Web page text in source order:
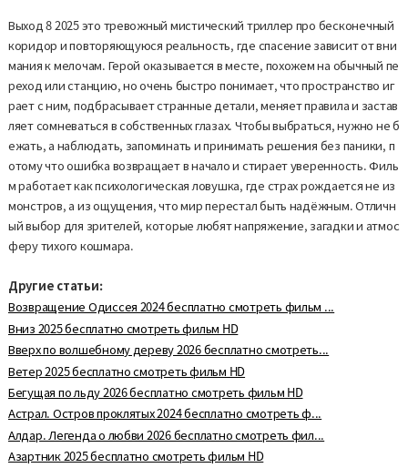
Выход 8 2025 это тревожный мистический триллер про бесконечный
коридор и повторяющуюся реальность, где спасение зависит от вни
мания к мелочам. Герой оказывается в месте, похожем на обычный пе
реход или станцию, но очень быстро понимает, что пространство иг
рает с ним, подбрасывает странные детали, меняет правила и застав
ляет сомневаться в собственных глазах. Чтобы выбраться, нужно не б
ежать, а наблюдать, запоминать и принимать решения без паники, п
отому что ошибка возвращает в начало и стирает уверенность. Филь
м работает как психологическая ловушка, где страх рождается не из
монстров, а из ощущения, что мир перестал быть надёжным. Отличн
ый выбор для зрителей, которые любят напряжение, загадки и атмос
феру тихого кошмара.
Другие статьи:
Возвращение Одиссея 2024 бесплатно смотреть фильм ...
Вниз 2025 бесплатно смотреть фильм HD
Вверх по волшебному дереву 2026 бесплатно смотреть...
Ветер 2025 бесплатно смотреть фильм HD
Бегущая по льду 2026 бесплатно смотреть фильм HD
Астрал. Остров проклятых 2024 бесплатно смотреть ф...
Алдар. Легенда о любви 2026 бесплатно смотреть фил...
Азартник 2025 бесплатно смотреть фильм HD